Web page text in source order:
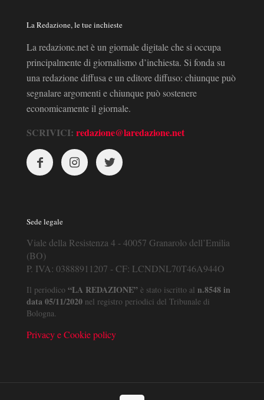
La Redazione, le tue inchieste
La redazione.net è un giornale digitale che si occupa
principalmente di giornalismo d’inchiesta. Si fonda su
una redazione diffusa e un editore diffuso: chiunque può
segnalare argomenti e chiunque può sostenere
economicamente il giornale.
SCRIVICI: redazione@laredazione.net
Sede legale
Viale della Resistenza 4 - 40057 Granarolo dell’Emilia
(BO)
P. IVA: 03888911207 - CF: LCNDNL70T46A944O
Il periodico “LA REDAZIONE” è stato iscritto al n.8548 in
data 05/11/2020 nel registro periodici del Tribunale di
Bologna.
Privacy e Cookie policy